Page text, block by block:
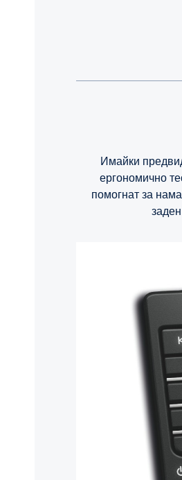
Имайки
ергономично
помогнат за